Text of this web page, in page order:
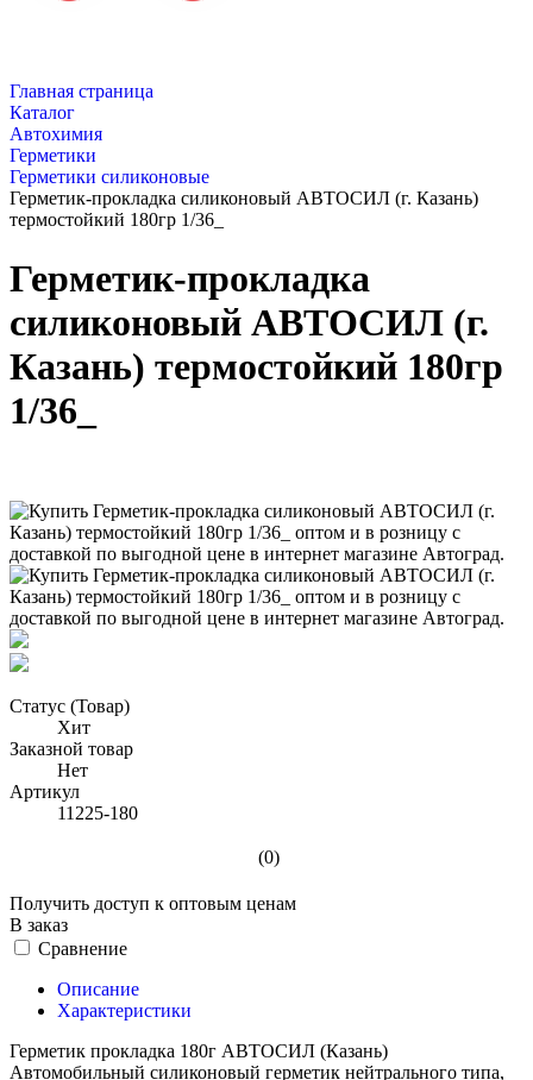
Главная страница
Каталог
Автохимия
Герметики
Герметики силиконовые
Герметик-прокладка силиконовый АВТОСИЛ (г. Казань)
термостойкий 180гр 1/36_
Герметик-прокладка
силиконовый АВТОСИЛ (г.
Казань) термостойкий 180гр
1/36_
Статус (Товар)
Хит
Заказной товар
Нет
Артикул
11225-180
(0)
Получить доступ к оптовым ценам
В заказ
Сравнение
Описание
Характеристики
Герметик прокладка 180г АВТОСИЛ (Казань)
Автомобильный силиконовый герметик нейтрального типа,